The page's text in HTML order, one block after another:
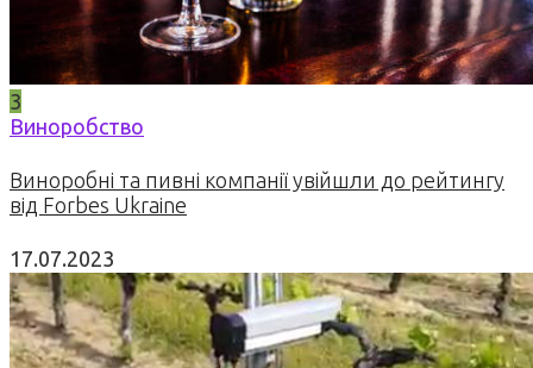
3
Виноробство
Виноробні та пивні компанії увійшли до рейтингу
від Forbes Ukraine
17.07.2023